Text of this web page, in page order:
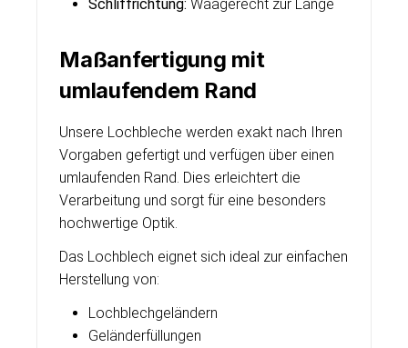
Schliffrichtung: Waagerecht zur Länge
Maßanfertigung mit
umlaufendem Rand
Unsere Lochbleche werden exakt nach Ihren
Vorgaben gefertigt und verfügen über einen
umlaufenden Rand. Dies erleichtert die
Verarbeitung und sorgt für eine besonders
hochwertige Optik.
Das Lochblech eignet sich ideal zur einfachen
Herstellung von:
Lochblechgeländern
Geländerfüllungen